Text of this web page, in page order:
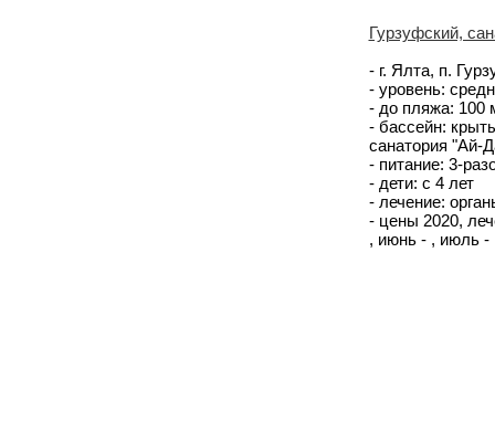
Гурзуфский,
- г. Ялта, п.
- уровень:
- до пляжа: 100
- бассейн:
санатория "Ай-
- питание: 3-
- дети: с 4 лет
- лечение:
- цены 2020,
, июнь - , июль -